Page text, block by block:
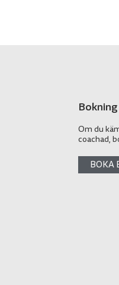
Bokning
Om du
coachad,
BOKA